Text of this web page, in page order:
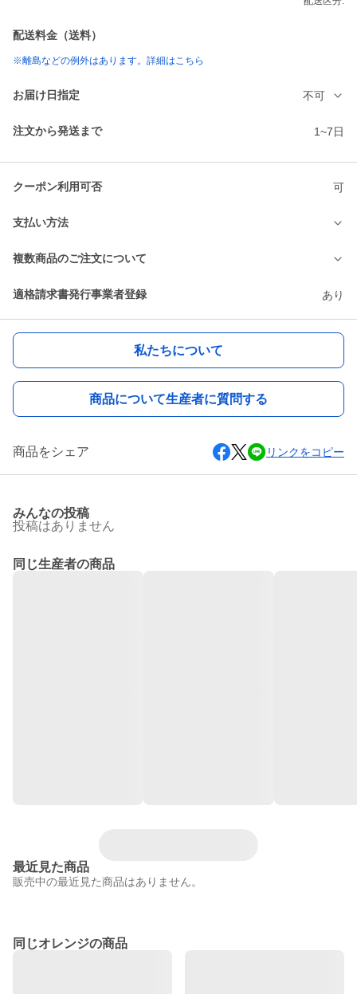
配送料金（送料）
※離島などの例外はあります。詳細はこちら
お届け日指定 不可
注文から発送まで 1~7日
クーポン利用可否 可
支払い方法
複数商品のご注文について
適格請求書発行事業者登録 あり
私たちについて
商品について生産者に質問する
商品をシェア リンクをコピー
みんなの投稿
投稿はありません
同じ生産者の商品
最近見た商品
販売中の最近見た商品はありません。
同じオレンジの商品